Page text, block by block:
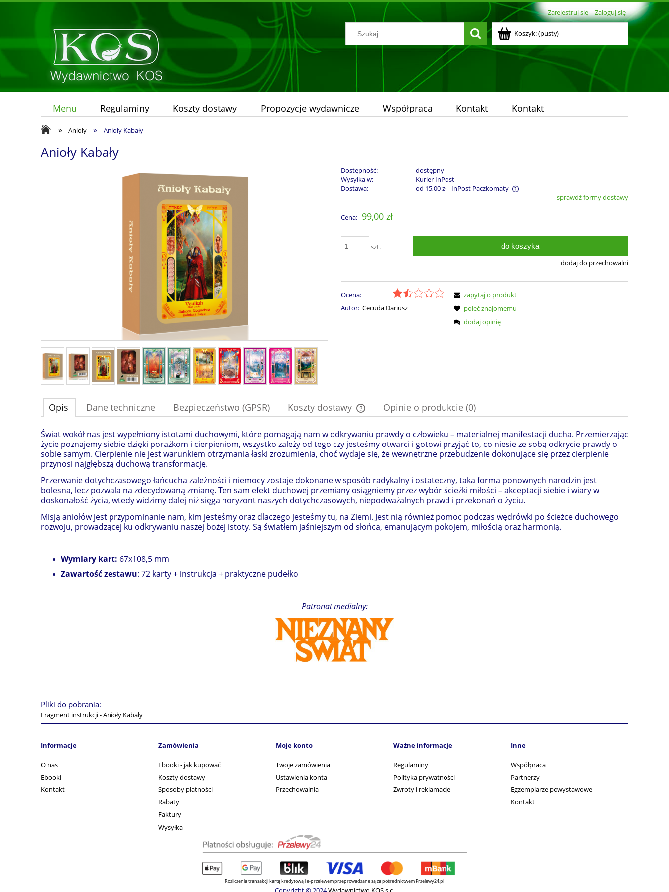
Zarejestruj się Zaloguj się
Koszyk:(pusty)
Menu Regulaminy Koszty dostawy Propozycje wydawnicze Współpraca Kontakt Kontakt
» Anioły » Anioły Kabały
Anioły Kabały
Dostępność:
dostępny
Wysyłka w:
Kurier InPost
Dostawa:
od 15,00 zł- InPost Paczkomaty
płatności
sprawdź formy dostawy
Cena: 99,00 zł
szt. do koszyka
dodaj do przechowalni
Ocena:
Autor: Cecuda Dariusz
zapytaj o produkt
poleć znajomemu
dodaj opinię
Opis Dane techniczne Bezpieczeństwo (GPSR) Koszty dostawy
Cena nie zawiera ewentualnych kosztów
płatności
Opinie o produkcie (0)
Świat wokół nas jest wypełniony istotami duchowymi, które pomagają nam w odkrywaniu prawdy o człowieku – materialnej manifestacji ducha. Przemierzając
życie poznajemy siebie dzięki porażkom i cierpieniom, wszystko zależy od tego czy jesteśmy otwarci i gotowi przyjąć to, co niesie ze sobą odkrycie prawdy o
sobie samym. Cierpienie nie jest warunkiem otrzymania łaski zrozumienia, choć wydaje się, że wewnętrzne przebudzenie dokonujące się przez cierpienie
przynosi najgłębszą duchową transformację.
Przerwanie dotychczasowego łańcucha zależności i niemocy zostaje dokonane w sposób radykalny i ostateczny, taka forma ponownych narodzin jest
bolesna, lecz pozwala na zdecydowaną zmianę. Ten sam efekt duchowej przemiany osiągniemy przez wybór ścieżki miłości – akceptacji siebie i wiary w
doskonałość życia, wtedy widzimy dalej niż sięga horyzont naszych dotychczasowych, niepodważalnych prawd i przekonań o życiu.
Misją aniołów jest przypominanie nam, kim jesteśmy oraz dlaczego jesteśmy tu, na Ziemi. Jest nią również pomoc podczas wędrówki po ścieżce duchowego
rozwoju, prowadzącej ku odkrywaniu naszej bożej istoty. Są światłem jaśniejszym od słońca, emanującym pokojem, miłością oraz harmonią.
Wymiary kart: 67x108,5 mm
Zawartość zestawu: 72 karty + instrukcja + praktyczne pudełko
Patronat medialny:
Pliki do pobrania:
Fragment instrukcji - Anioły Kabały
Informacje
O nas
Ebooki
Kontakt
Zamówienia
Ebooki - jak kupować
Koszty dostawy
Sposoby płatności
Rabaty
Faktury
Wysyłka
Moje konto
Twoje zamówienia
Ustawienia konta
Przechowalnia
Ważne informacje
Regulaminy
Polityka prywatności
Zwroty i reklamacje
Inne
Współpraca
Partnerzy
Egzemplarze powystawowe
Kontakt
Rozliczenia transakcji kartą kredytową i e-przelewem przeprowadzane są za pośrednictwem Przelewy24.pl
Copyright © 2024Wydawnictwo KOS s.c.